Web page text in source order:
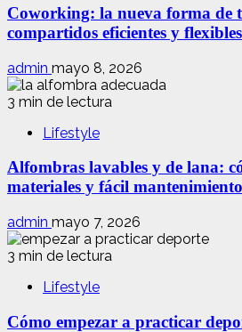
Coworking: la nueva forma de
compartidos eficientes y flexibles
admin mayo 8, 2026
3 min de lectura
Lifestyle
Alfombras lavables y de lana:
materiales y fácil mantenimiento
admin mayo 7, 2026
3 min de lectura
Lifestyle
Cómo empezar a practicar